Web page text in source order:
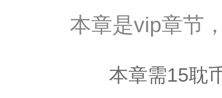
本章是vip章节
本章需15耽